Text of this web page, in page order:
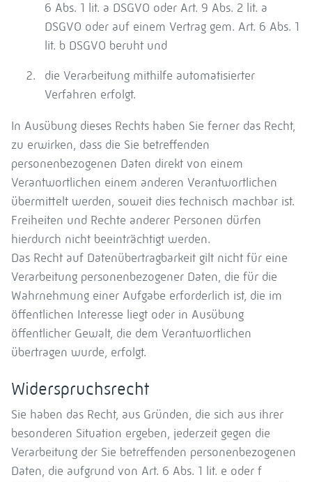
6 Abs. 1 lit. a DSGVO oder Art. 9 Abs. 2 lit. a
DSGVO oder auf einem Vertrag gem. Art. 6 Abs. 1
lit. b DSGVO beruht und
die Verarbeitung mithilfe automatisierter
Verfahren erfolgt.
In Ausübung dieses Rechts haben Sie ferner das Recht,
zu erwirken, dass die Sie betreffenden
personenbezogenen Daten direkt von einem
Verantwortlichen einem anderen Verantwortlichen
übermittelt werden, soweit dies technisch machbar ist.
Freiheiten und Rechte anderer Personen dürfen
hierdurch nicht beeinträchtigt werden.
Das Recht auf Datenübertragbarkeit gilt nicht für eine
Verarbeitung personenbezogener Daten, die für die
Wahrnehmung einer Aufgabe erforderlich ist, die im
öffentlichen Interesse liegt oder in Ausübung
öffentlicher Gewalt, die dem Verantwortlichen
übertragen wurde, erfolgt.
Widerspruchsrecht
Sie haben das Recht, aus Gründen, die sich aus ihrer
besonderen Situation ergeben, jederzeit gegen die
Verarbeitung der Sie betreffenden personenbezogenen
Daten, die aufgrund von Art. 6 Abs. 1 lit. e oder f